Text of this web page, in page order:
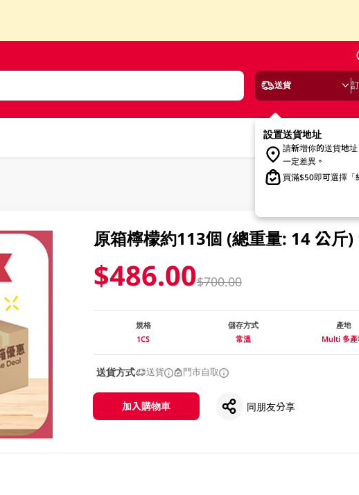
送貨
設置送貨地址
請新增你的送貨地
一定差異。
買滿$50即可選擇「
原箱檸檬約113個 (總重量: 14 公斤)
$486.00$700.00
規格
1CS
儲存方式
常溫
產地
Multi 多產
送貨方式 送貨 門市自取
加入購物車 同朋友分享